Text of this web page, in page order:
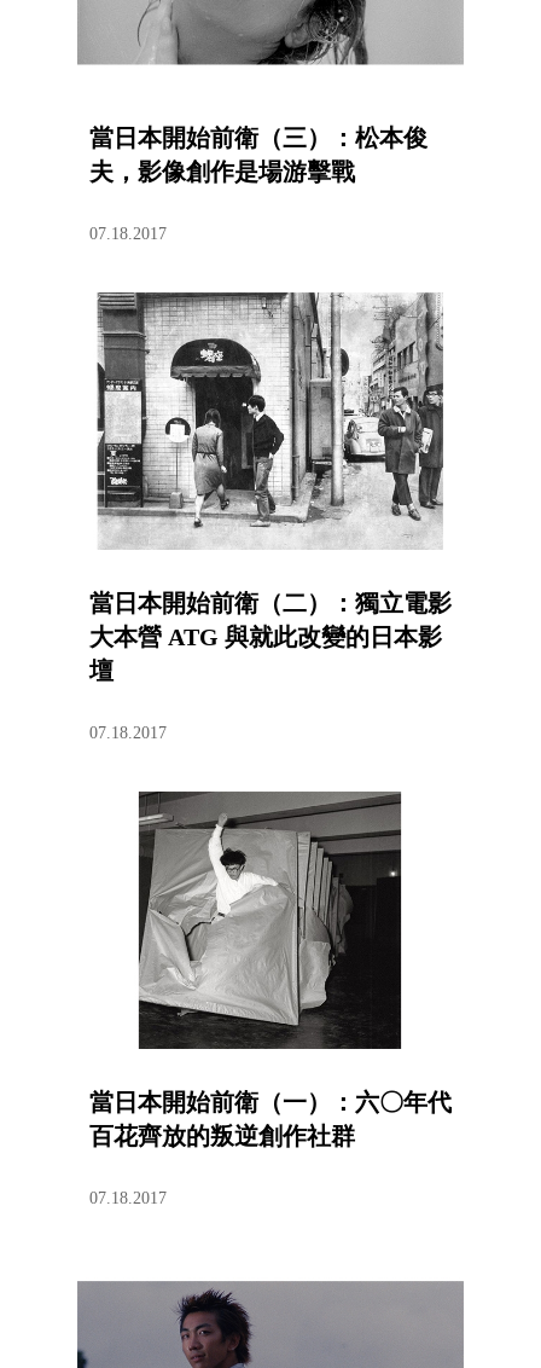
當日本開始前衛（三）：松本俊
夫，影像創作是場游擊戰
07.18.2017
當日本開始前衛（二）：獨立電影
大本營 ATG 與就此改變的日本影
壇
07.18.2017
當日本開始前衛（一）：六〇年代
百花齊放的叛逆創作社群
07.18.2017